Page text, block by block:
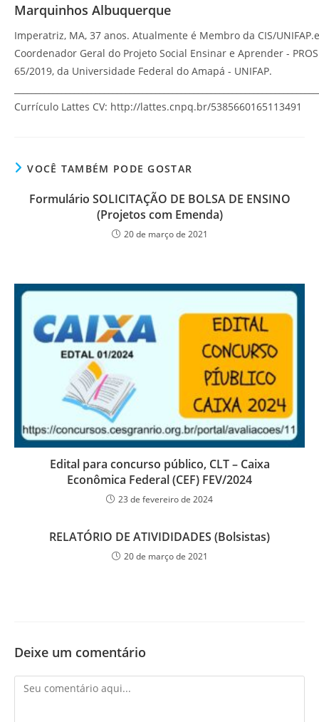
Marquinhos Albuquerque
Imperatriz, MA, 37 anos. Atualmente é Membro da CIS/UNIFAP.e
Coordenador Geral do Projeto Social Ensinar e Aprender -
65/2019, da Universidade Federal do Amapá - UNIFAP.
Currículo Lattes CV: http://lattes.cnpq.br/5385660165113491
VOCÊ TAMBÉM PODE GOSTAR
Formulário SOLICITAÇÃO DE BOLSA DE ENSINO
(Projetos com Emenda)
20 de março de 2021
Edital para concurso público, CLT – Caixa
Econômica Federal (CEF) FEV/2024
23 de fevereiro de 2024
RELATÓRIO DE ATIVIDIDADES (Bolsistas)
20 de março de 2021
Deixe um comentário